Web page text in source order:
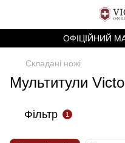
ОФІЦІЙНИЙ
Складані ножі
Мультитули
Фільтр 1